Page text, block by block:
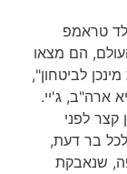
טראמפ
הם מצאו
2024, ב"ועידת מינכן לביטחון",
ארה"ב, ג'יי.
קצר לפני
לכל בר דעת,
שנאבקת